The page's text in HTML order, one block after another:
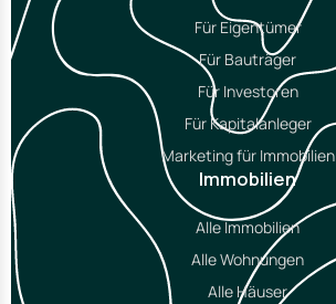
Für Eigentümer
Für Bauträger
Für Investoren
Für Kapitalanleger
Marketing für Immobilien
Immobilien
Alle Immobilien
Alle Wohnungen
Alle Häuser